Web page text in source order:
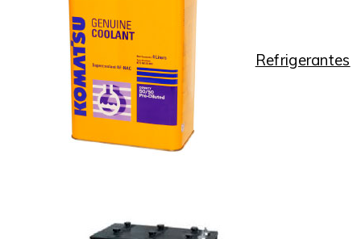
Refrigerantes